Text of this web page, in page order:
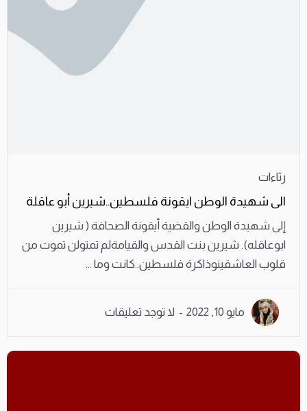
رثاءات
الى شهيدة الوطن ايقونة فلسطين..شيرين أبو عاقلة
إلى شهيدة الوطن والقضية أيقونة الصحافة ( شيرين
ابوعاقله). شيرين بنت القدس والقيامةلم تمتولن تموت من
قلوب العاشقينوذاكرة فلسطين..كانت وما ...
مايو 10, 2022 لا توجد تعليقات